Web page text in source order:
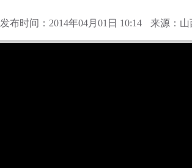
发布时间：2014年04月01日 10:14 来源：山